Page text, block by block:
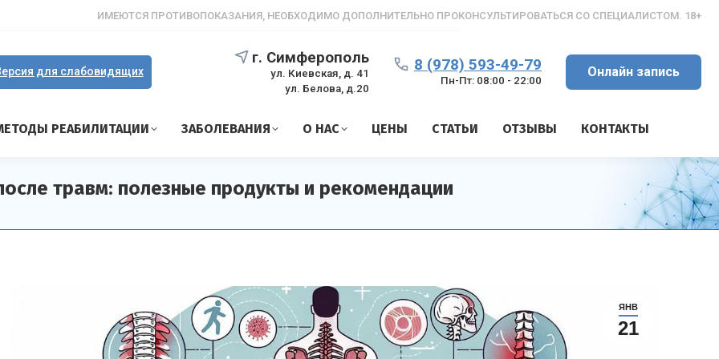
ИМЕЮТСЯ ПРОТИВОПОКАЗАНИЯ, НЕОБХОДИМО ДОПОЛНИТЕЛЬНО ПРОКОНСУЛЬТИРОВАТЬСЯ СО СПЕЦИАЛИСТОМ. 18+
для слабовидящих
г. Симферополь
ул. Киевская, д. 41
ул. Белова, д.20
8 (978) 593-49-79
Пн-Пт: 08:00 - 22:00
Онлайн запись
РЕАБИЛИТАЦИИ ЗАБОЛЕВАНИЯ О НАС ЦЕНЫ СТАТЬИ ОТЗЫВЫ КОНТАКТЫ
травм: полезные продукты и рекомендации
ЯНВ
21